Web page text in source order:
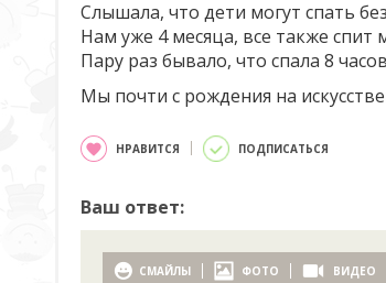
Слышала, что дети могут спать
Нам уже 4 месяца, все также
Пару раз бывало, что спала 8
Мы почти с рождения на
НРАВИТСЯ ПОДПИСАТЬСЯ
Ваш ответ:
СМАЙЛЫ ФОТО ВИДЕО